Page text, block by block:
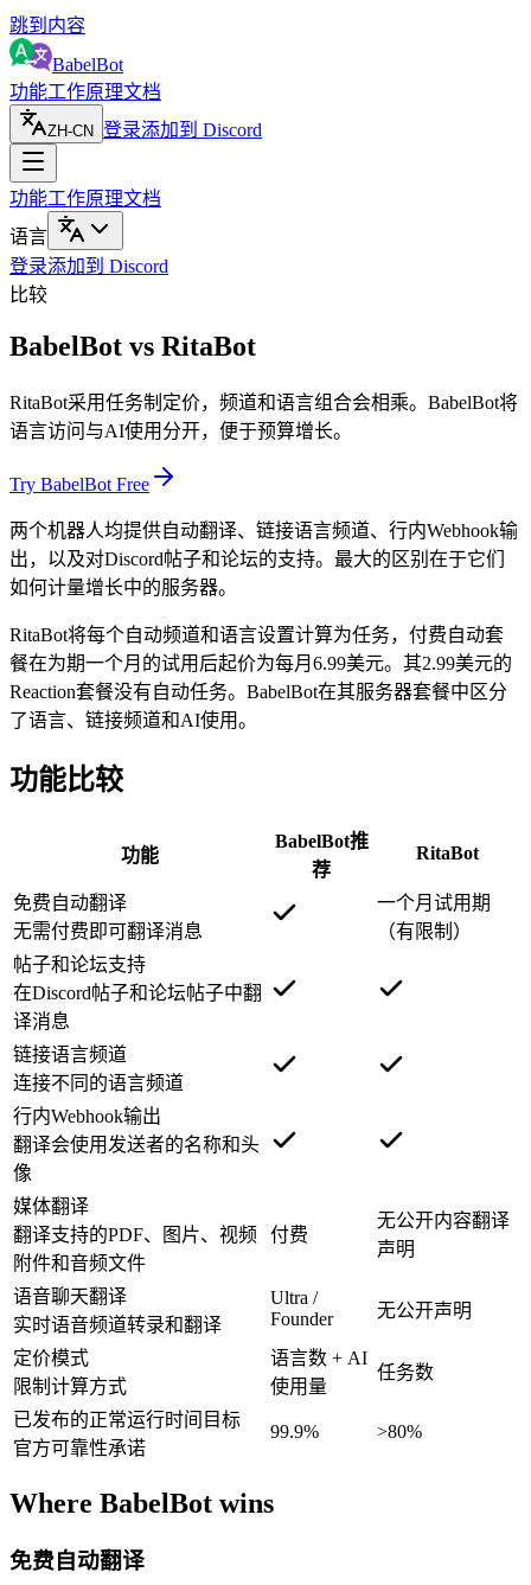
跳到内容
BabelBot
功能工作原理文档
ZH-CN 登录添加到 Discord
功能工作原理文档
语言
登录添加到 Discord
比较
BabelBot vs RitaBot
RitaBot采用任务制定价，频道和语言组合会相乘。BabelBot将
语言访问与AI使用分开，便于预算增长。
Try BabelBot Free
两个机器人均提供自动翻译、链接语言频道、行内Webhook输
出，以及对Discord帖子和论坛的支持。最大的区别在于它们
如何计量增长中的服务器。
RitaBot将每个自动频道和语言设置计算为任务，付费自动套
餐在为期一个月的试用后起价为每月6.99美元。其2.99美元的
Reaction套餐没有自动任务。BabelBot在其服务器套餐中区分
了语言、链接频道和AI使用。
功能比较
功能
BabelBot推
荐
RitaBot
免费自动翻译
无需付费即可翻译消息
一个月试用期
（有限制）
帖子和论坛支持
在Discord帖子和论坛帖子中翻
译消息
链接语言频道
连接不同的语言频道
行内Webhook输出
翻译会使用发送者的名称和头
像
媒体翻译
翻译支持的PDF、图片、视频
附件和音频文件
付费
无公开内容翻译
声明
语音聊天翻译
实时语音频道转录和翻译
Ultra /
Founder
无公开声明
定价模式
限制计算方式
语言数 + AI
使用量
任务数
已发布的正常运行时间目标
官方可靠性承诺
99.9% >80%
Where BabelBot wins
免费自动翻译